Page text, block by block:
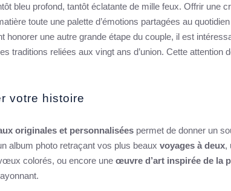
bleu profond, tantôt éclatante de mille feux. Offrir une
toute une palette d’émotions partagées au quotidien
honorer une autre grande étape du couple, il est
traditions reliées aux vingt ans d’union. Cette attention
votre histoire
originales et personnalisées permet de donner un
album photo retraçant vos plus beaux voyages à deux,
colorés, ou encore une œuvre d’art inspirée de la